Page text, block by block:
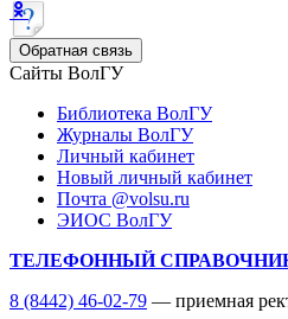
Обратная связь
Сайты ВолГУ
Библиотека ВолГУ
Журналы ВолГУ
Личный кабинет
Новый личный кабинет
Почта @volsu.ru
ЭИОС ВолГУ
ТЕЛЕФОННЫЙ
8 (8442) 46-02-79 — приемная